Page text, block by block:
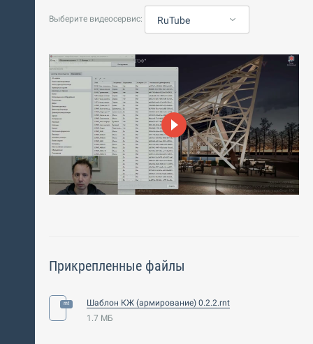
Выберите видеосервис: RuTube
Прикрепленные файлы
Шаблон КЖ (армирование) 0.2.2.rnt
1.7 МБ